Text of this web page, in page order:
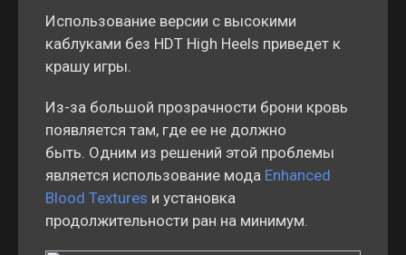
Использование версии с высокими
каблуками без HDT High Heels приведет к
крашу игры.
Из-за большой прозрачности брони кровь
появляется там, где ее не должно
быть. Одним из решений этой проблемы
является использование мода Enhanced
Blood Textures и установка
продолжительности ран на минимум.